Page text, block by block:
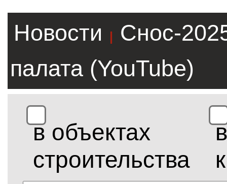
Новости |
Снос-
палата (YouTube)
в объектах
строительства
в